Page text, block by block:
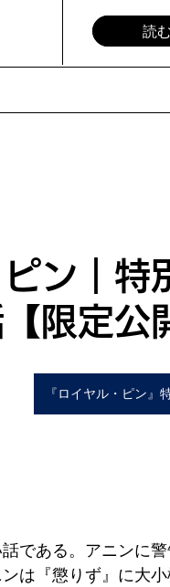
読む
ピン｜
限定公
『ロイヤル・ピン』
である。アニンに
は『懲りず』に大